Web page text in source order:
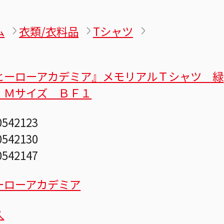
衣類/衣料品 Tシャツ
ーローアカデミア』メモリアルＴシャツ 緑
サイズ ＢＦ１
ーアカデミア